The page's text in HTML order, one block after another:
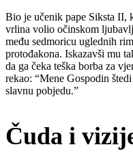
Bio je učenik pape Siksta II,
vrlina volio očinskom
među sedmoricu uglednih
protođakona. Iskazavši mu
da ga čeka teška borba za
rekao: “Mene Gospodin
slavnu pobjedu.”
Čuda i